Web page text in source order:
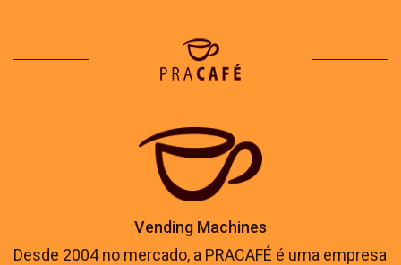
Vending Machines
Desde 2004 no mercado, a PRACAFÉ é uma empresa